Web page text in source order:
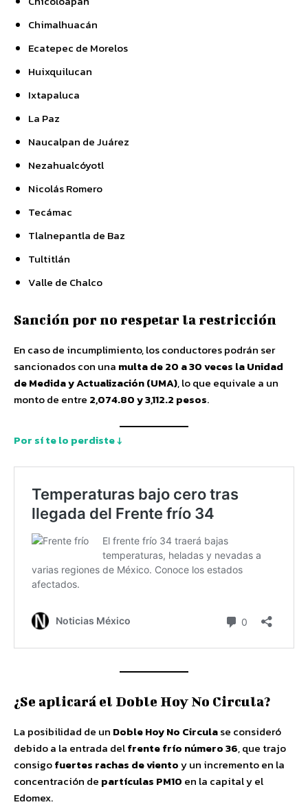
Chimalhuacán
Ecatepec de Morelos
Huixquilucan
Ixtapaluca
La Paz
Naucalpan de Juárez
Nezahualcóyotl
Nicolás Romero
Tecámac
Tlalnepantla de Baz
Tultitlán
Valle de Chalco
Sanción por no respetar la restricción
En caso de incumplimiento, los conductores podrán ser
sancionados con una multa de 20 a 30 veces la Unidad
de Medida y Actualización (UMA), lo que equivale a un
monto de entre 2,074.80 y 3,112.2 pesos.
Por sí te lo perdiste ↓
¿Se aplicará el Doble Hoy No Circula?
La posibilidad de un Doble Hoy No Circulase consideró
debido a la entrada delfrente frío número 36, que trajo
consigofuertes rachas de vientoy un incremento en la
concentración de partículas PM10 en la capital y el
Edomex.